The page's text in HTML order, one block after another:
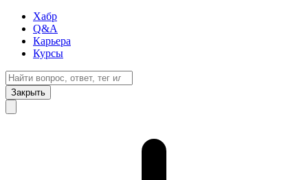
Хабр
Q&A
Карьера
Курсы
Закрыть